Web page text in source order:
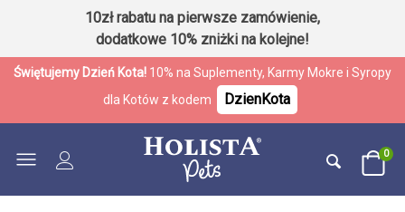
10zł rabatu na pierwsze zamówienie,
dodatkowe 10% zniżki na kolejne!
Świętujemy Dzień Kota! 10% na Suplementy, Karmy Mokre i Syropy
dla Kotów z kodem
DzienKota
0